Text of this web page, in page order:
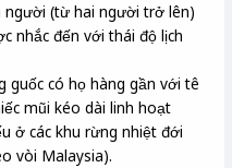
(từ hai người trở lên)
nhắc đến với thái độ lịch
guốc có họ hàng gần với tê
mũi kéo dài linh hoạt
ở các khu rừng nhiệt đới
vòi Malaysia).